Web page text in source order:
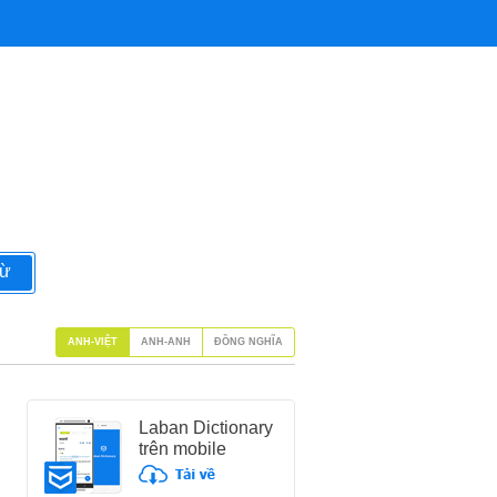
Laban Dictionary
trên mobile
ANH-VIỆT ANH-ANH ĐỒNG NGHĨA